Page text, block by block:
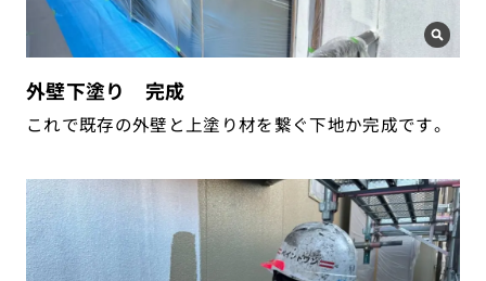
外壁下塗り 完成
これで既存の外壁と上塗り材を繋ぐ下地か完成です。